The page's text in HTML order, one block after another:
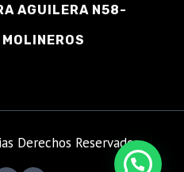
AGUILERA N58-
Derechos Reservados.